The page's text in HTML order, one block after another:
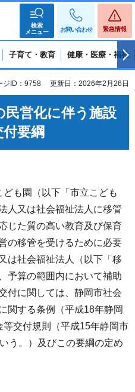
検索
メニュー
お問い合わせ 緊急情報
子育て・教育 健康・医療・福祉
ジID：9758 更新日：2026年2月26日
民営化に伴う施設
要綱
も園（以下「市立こども
人又は社会福祉法人に移管
じた質の高い教育及び保育
の移管を受けるために必要
は社会福祉法人（以下「移
予算の範囲内において補助
付に関しては、静岡市社会
関する条例（平成18年静岡
交付規則（平成15年静岡市
う。）及びこの要綱の定め